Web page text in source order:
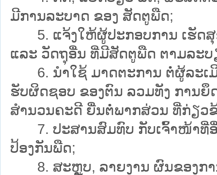
ມີການລະບາດ ຂອງ ສັດຕູພືດ;
5. ແຈ້ງໃຫ້ຜູ້ປະກອບການ ເຮັດສຸ
ແລະ ວັດຖຸອື່ນ ທີ່ມີສັດຕູພືດ ຕາມລະບ
6. ນຳໃຊ້ ມາດຕະການ ຕໍ່ຜູ້ລະເ
ຮັບຜິດຊອບ ຂອງຕົນ ລວມທັງ ການ
ສຳນວນຄະດີ ຍື່ນຕໍ່ພາກສ່ວນ ທີ່ກ່ຽວ
7. ປະສານສົມທົບ ກັບເຈົ້າໜ້າທີ່ອື່
ປ້ອງກັນພືດ;
8. ສະຫຼູບ, ລາຍງານ ຜົນຂອງກາ